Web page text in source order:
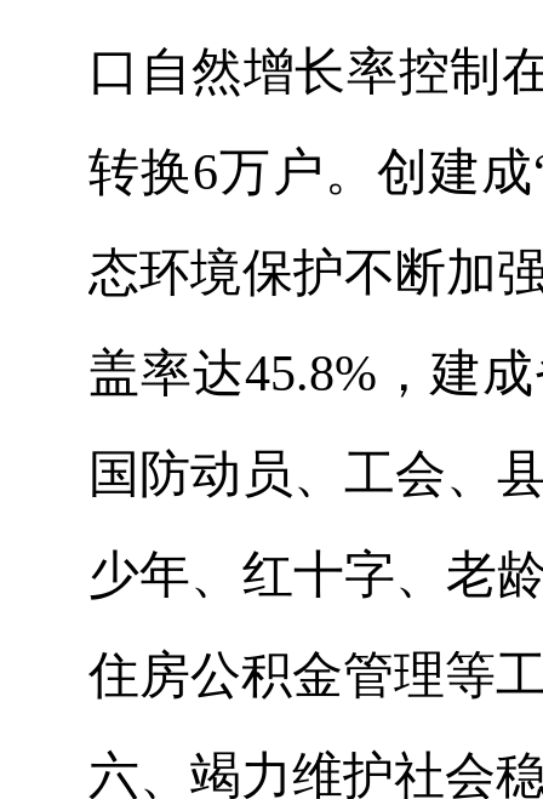
口自然增长率控制
转换6万户。创建
态环境保护不断加
盖率达45.8%，建
国防动员、工会、
少年、红十字、老
住房公积金管理等
六、竭力维护社会